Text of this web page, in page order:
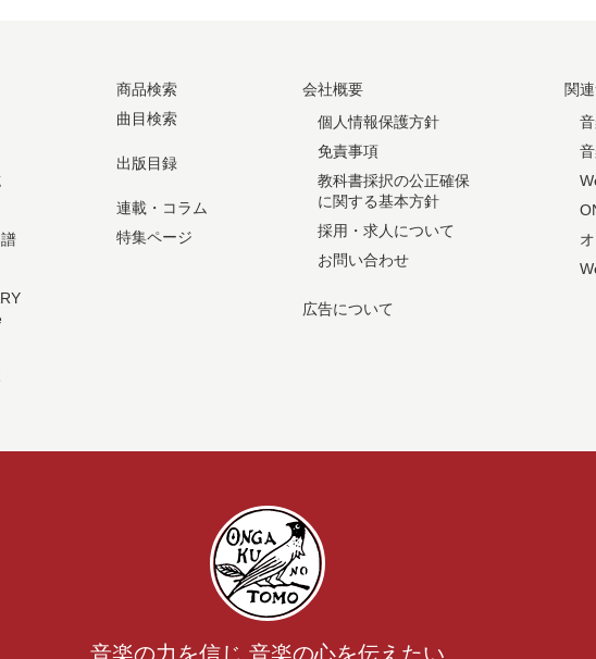
商品検索
曲目検索
出版目録
連載・コラム
特集ページ
会社概要
個人情報保護方針
免責事項
教科書採択の公正確保
に関する基本方針
採用・求人について
お問い合わせ
広告について
関
音楽の力を信じ 音楽の心を伝えたい